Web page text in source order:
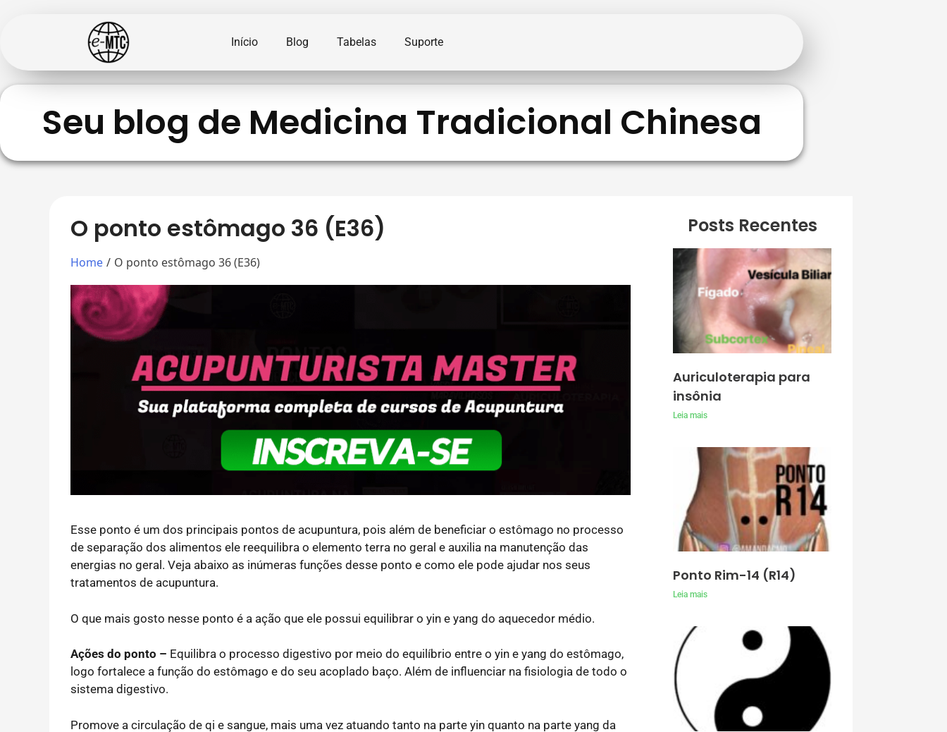
Início Blog Tabelas Suporte
Seu blog de Medicina Tradicional Chinesa
O ponto estômago 36 (E36)
Home / O ponto estômago 36 (E36)
Esse ponto é um dos principais pontos de acupuntura, pois além de beneficiar o estômago no processo
de separação dos alimentos ele reequilibra o elemento terra no geral e auxilia na manutenção das
energias no geral. Veja abaixo as inúmeras funções desse ponto e como ele pode ajudar nos seus
tratamentos de acupuntura.
O que mais gosto nesse ponto é a ação que ele possui equilibrar o yin e yang do aquecedor médio.
Ações do ponto – Equilibra o processo digestivo por meio do equilíbrio entre o yin e yang do estômago,
logo fortalece a função do estômago e do seu acoplado baço. Além de influenciar na fisiologia de todo o
sistema digestivo.
Promove a circulação de qi e sangue, mais uma vez atuando tanto na parte yin quanto na parte yang da
Posts Recentes
Auriculoterapia para
insônia
Leia mais
Ponto Rim-14 (R14)
Leia mais